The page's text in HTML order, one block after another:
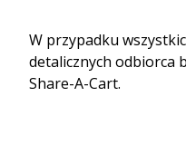
W przypadku
detalicznych odbiorca
Share-A-Cart.